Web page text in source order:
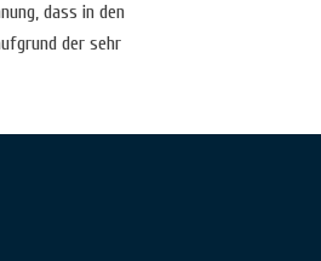
dass in den
der sehr